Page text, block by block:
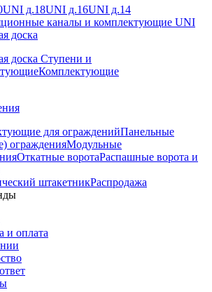
UNI д.18UNI д.16UNI д.14
каналы и комплектующие UNI
доска
доска Ступени и
Комплектующие
для огражденийПанельные
огражденияМодульные
Откатные воротаРаспашные ворота и
штакетникРаспродажа
и оплата